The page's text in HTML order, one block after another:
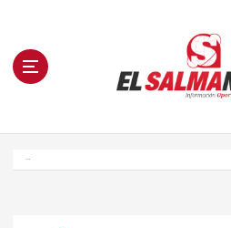
n El Salmantino -